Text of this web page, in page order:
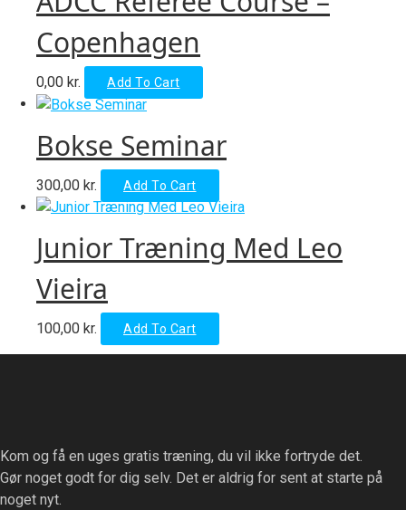
Copenhagen
0,00 kr. Add To Cart
Bokse Seminar
300,00 kr. Add To Cart
Junior Træning Med Leo
Vieira
100,00 kr. Add To Cart
Kom og få en uges gratis træning, du vil ikke fortryde det.
Gør noget godt for dig selv. Det er aldrig for sent at starte på
noget nyt.